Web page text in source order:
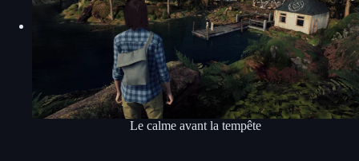
Le calme avant la tempête